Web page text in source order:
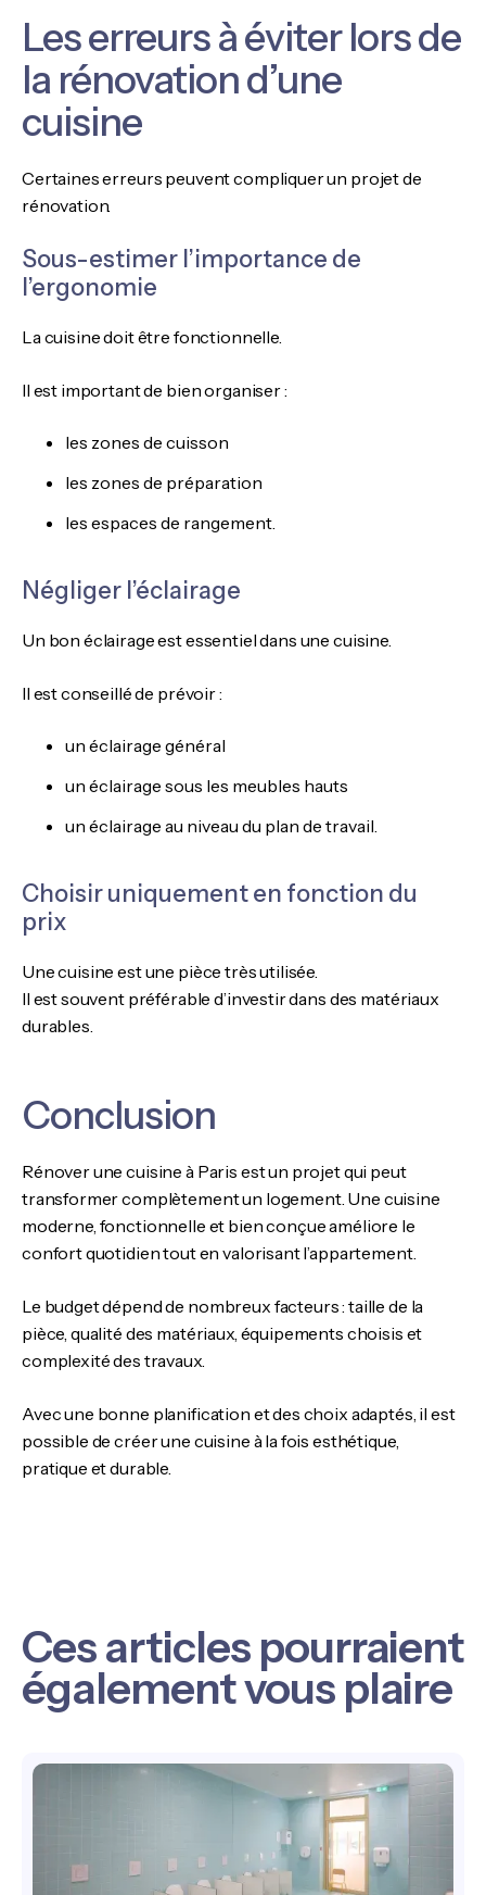
Les erreurs à éviter lors de
la rénovation d’une
cuisine
Certaines erreurs peuvent compliquer un projet de
rénovation.
Sous-estimer l’importance de
l’ergonomie
La cuisine doit être fonctionnelle.
Il est important de bien organiser :
les zones de cuisson
les zones de préparation
les espaces de rangement.
Négliger l’éclairage
Un bon éclairage est essentiel dans une cuisine.
Il est conseillé de prévoir :
un éclairage général
un éclairage sous les meubles hauts
un éclairage au niveau du plan de travail.
Choisir uniquement en fonction du
prix
Une cuisine est une pièce très utilisée.
Il est souvent préférable d’investir dans des matériaux
durables.
Conclusion
Rénover une cuisine à Paris est un projet qui peut
transformer complètement un logement. Une cuisine
moderne, fonctionnelle et bien conçue améliore le
confort quotidien tout en valorisant l’appartement.
Le budget dépend de nombreux facteurs : taille de la
pièce, qualité des matériaux, équipements choisis et
complexité des travaux.
Avec une bonne planification et des choix adaptés, il est
possible de créer une cuisine à la fois esthétique,
pratique et durable.
Ces articles pourraient
également vous plaire